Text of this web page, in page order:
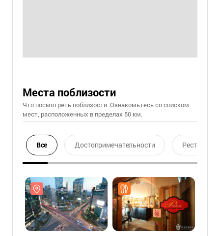
Места поблизости
Что посмотреть поблизости. Ознакомьтесь со списком
мест, расположенных в пределах 50 км.
Все Достопримечательности Ресторан